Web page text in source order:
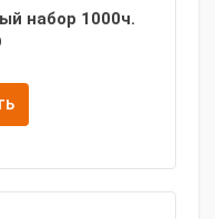
набор 1000ч.